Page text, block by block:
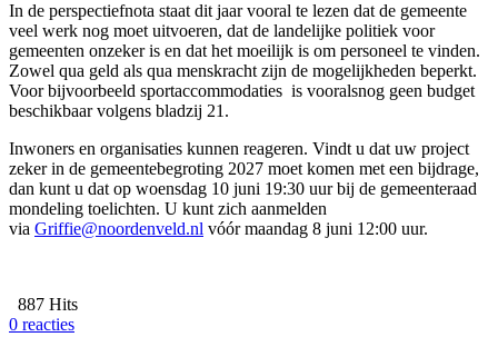
In de perspectiefnota staat dit jaar vooral te lezen dat de gemeente
veel werk nog moet uitvoeren, dat de landelijke politiek voor
gemeenten onzeker is en dat het moeilijk is om personeel te vinden.
Zowel qua geld als qua menskracht zijn de mogelijkheden beperkt.
Voor bijvoorbeeld sportaccommodaties is vooralsnog geen budget
beschikbaar volgens bladzij 21.
Inwoners en organisaties kunnen reageren. Vindt u dat uw project
zeker in de gemeentebegroting 2027 moet komen met een bijdrage,
dan kunt u dat op woensdag 10 juni 19:30 uur bij de gemeenteraad
mondeling toelichten. U kunt zich aanmelden
via Griffie@noordenveld.nl vóór maandag 8 juni 12:00 uur.
887 Hits
0 reacties